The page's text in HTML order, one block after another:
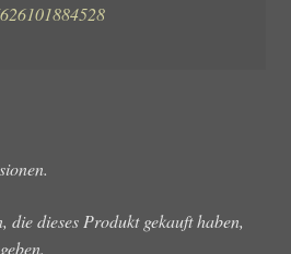
die dieses Produkt gekauft haben,